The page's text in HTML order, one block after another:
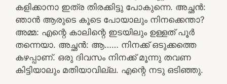
കളിക്കാനാ ഇത്ര തിരക്കിട്ടു പോകുന്നെ. അച്ഛൻ:
ഞാൻ ആരുടെ കൂടെ പോയാലും നിനക്കെന്താ?
അമ്മ: എന്റെ കാലിന്റെ ഇടയിലും ഉള്ളത് പൂർ
തന്നെയാ. അച്ഛൻ: ആ…… നിനക്ക് ഒടുക്കത്തെ
കഴപ്പാണ്. ഒരു ദിവസം നിനക്ക് മൂന്നു തവണ
കിട്ടിയാലും മതിയാവില്ല. എന്റെ നടു ഒടിഞ്ഞു.